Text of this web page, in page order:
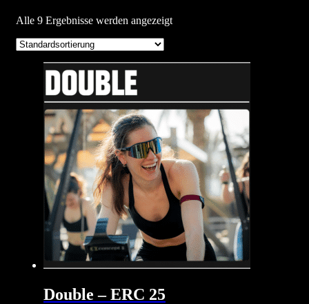
Alle 9 Ergebnisse werden angezeigt
Double – ERC 25